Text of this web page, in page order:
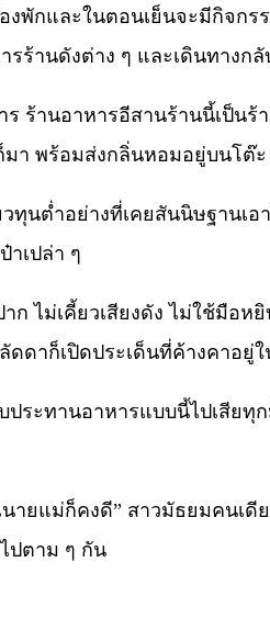
งพักและในตอนเย็นจะมีกิจ
านดังต่าง ๆ และเดินทางกลั
ร้านอาหารอีสานร้านนี้เป็น
พร้อมส่งกลิ่นหอมอยู่บนโต๊
ทุนต่ำอย่างที่เคยสันนิษฐาน
าเปล่า ๆ
ไม่เคี้ยวเสียงดัง ไม่ใช้มือ
ดาก็เปิดประเด็นที่ค้างคาอยู่ใ
ระทานอาหารแบบนี้ไปเสียทุ
ยแม่ก็คงดี” สาวมัธยมคนเ
ปตาม ๆ กัน